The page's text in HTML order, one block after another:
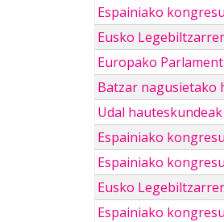
Espainiako
Eusko
Europako
Batzar nagusietako
Udal hauteskundeak
Espainiako
Espainiako
Eusko
Espainiako